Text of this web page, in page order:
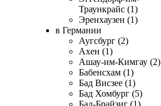
Траункрайс (1)
Эренхаузен (1)
в Германии
Аугсбург (2)
Ахен (1)
Ашау-им-Кимгау (2)
Бабенсхам (1)
Бад Висзее (1)
Бад Хомбург (5)
Бад-Брайзиг (1)